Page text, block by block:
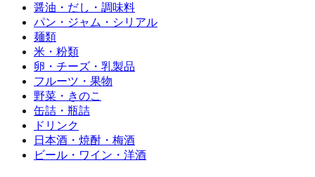
醤油・だし・調味料
パン・ジャム・シリアル
麺類
米・粉類
卵・チーズ・乳製品
フルーツ・果物
野菜・きのこ
缶詰・瓶詰
ドリンク
日本酒・焼酎・梅酒
ビール・ワイン・洋酒